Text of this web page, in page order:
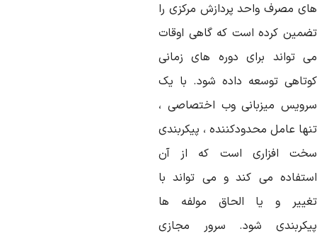
مصرف واحد پردازش مرکزی را
کرده است که گاهی اوقات
تواند برای دوره های زمانی
توسعه داده شود. با یک
میزبانی وب اختصاصی ،
عامل محدودکننده ، پیکربندی
افزاری است که از آن
می کند و می تواند با
و یا الحاق مولفه ها
شود. سرور مجازی